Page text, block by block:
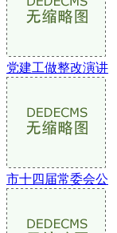
党建工做整改演讲
市十四届常委会公